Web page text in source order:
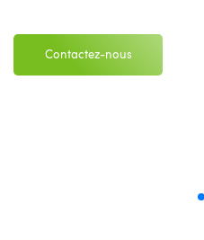
Contactez-nous